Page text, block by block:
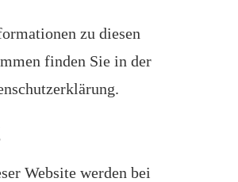
zu diesen
finden Sie in der
Website werden bei